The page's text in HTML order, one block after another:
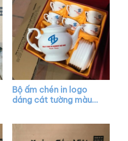
Bộ ấm chén in logo
dáng cát tường màu